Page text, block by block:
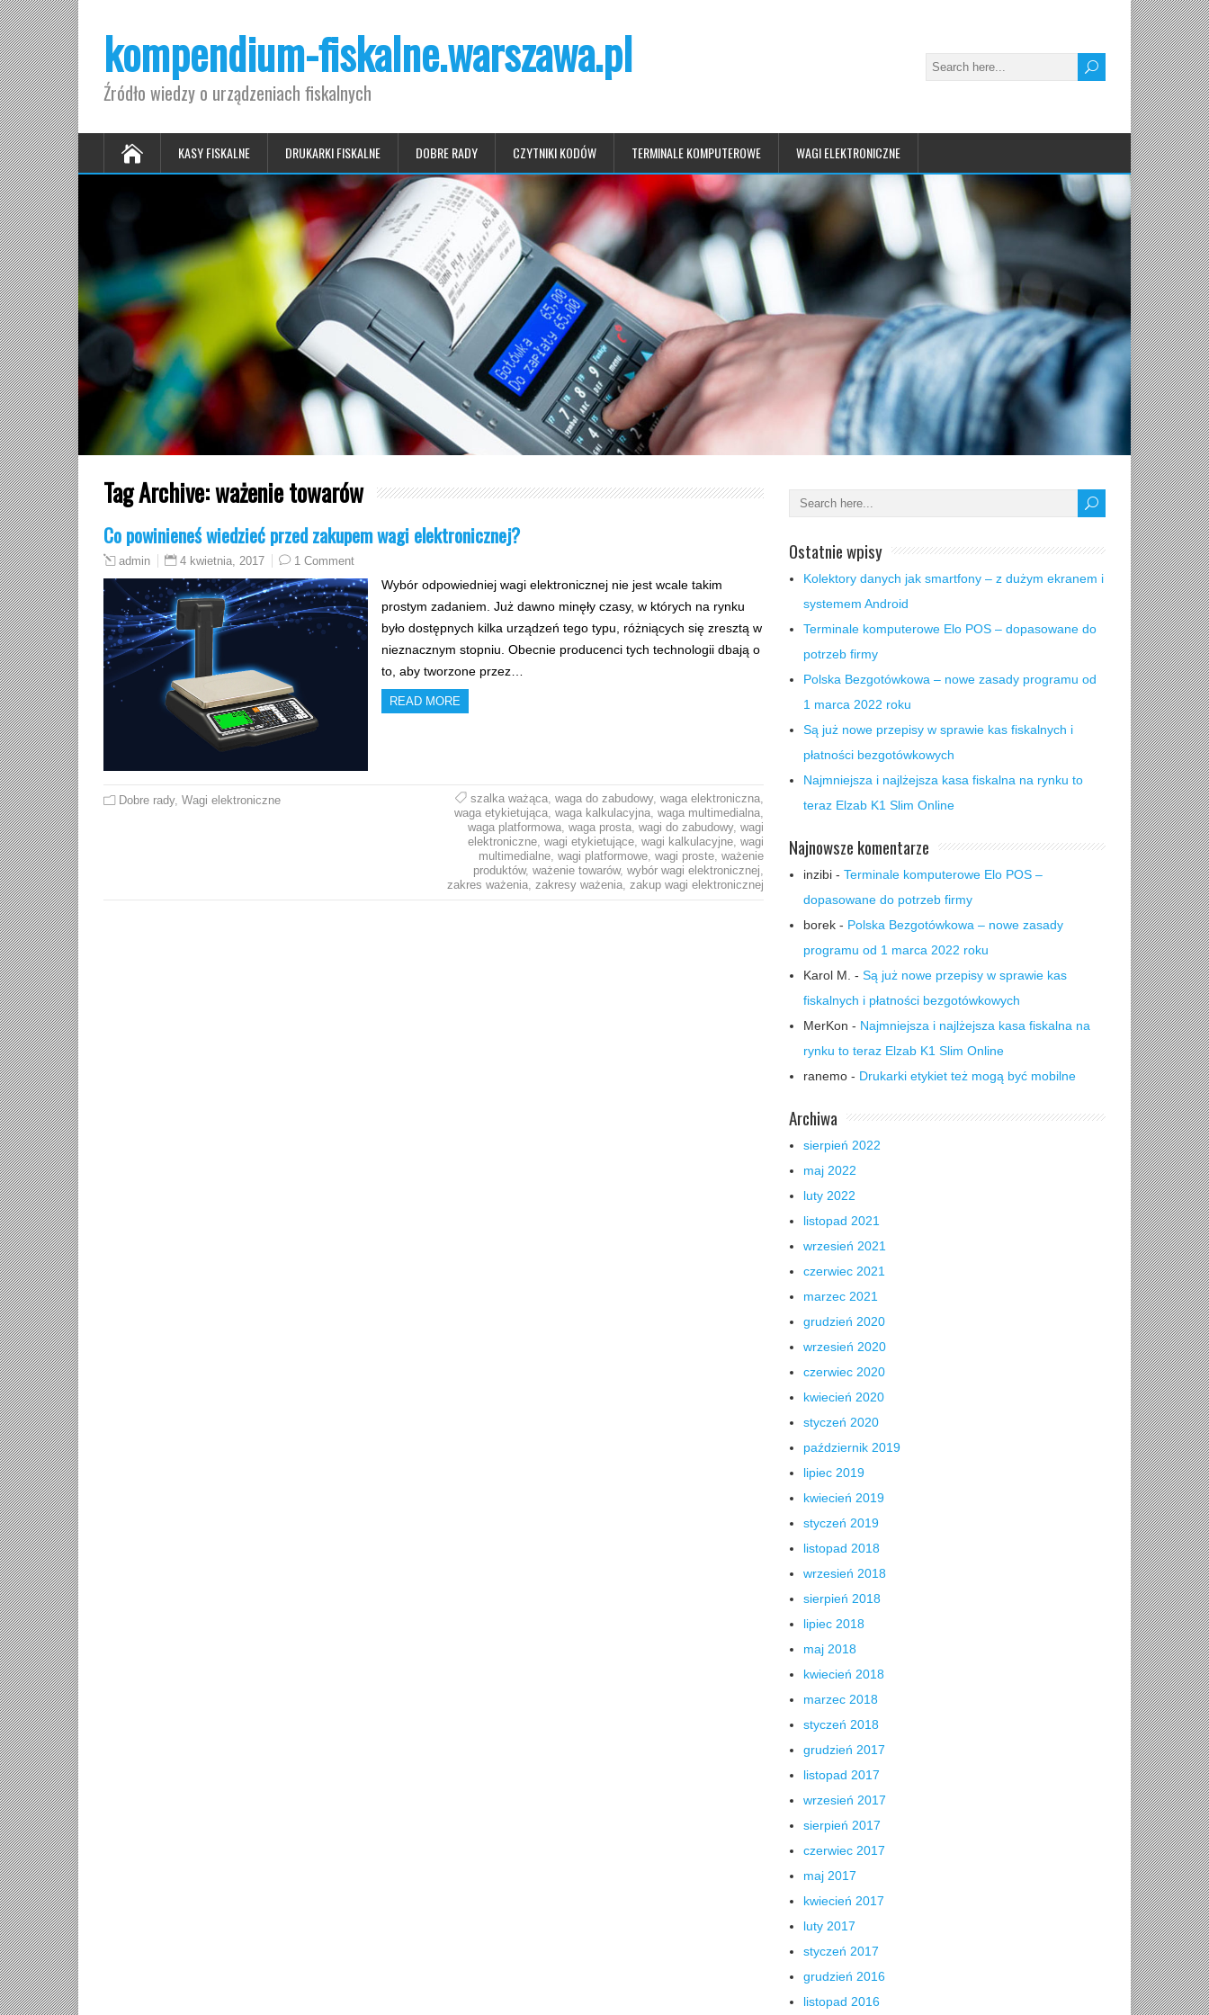
kompendium-fiskalne.warszawa.pl
Źródło wiedzy o urządzeniach fiskalnych
KASY FISKALNE DRUKARKI FISKALNE DOBRE RADY CZYTNIKI KODÓW TERMINALE KOMPUTEROWE WAGI ELEKTRONICZNE
Tag Archive:ważenie towarów
Co powinieneś wiedzieć przed zakupem wagi elektronicznej?
admin 4 kwietnia, 2017 1 Comment
Wybór odpowiedniej wagi elektronicznej nie jest wcale takim
prostym zadaniem. Już dawno minęły czasy, w których na rynku
było dostępnych kilka urządzeń tego typu, różniących się zresztą w
nieznacznym stopniu. Obecnie producenci tych technologii dbają o
to, aby tworzone przez…
READ MORE
Dobre rady, Wagi elektroniczne szalka ważąca, waga do zabudowy, waga elektroniczna,
waga etykietująca, waga kalkulacyjna, waga multimedialna,
waga platformowa, waga prosta, wagi do zabudowy, wagi
elektroniczne, wagi etykietujące, wagi kalkulacyjne, wagi
multimedialne, wagi platformowe, wagi proste, ważenie
produktów, ważenie towarów, wybór wagi elektronicznej
zakres ważenia, zakresy ważenia, zakup wagi elektronicznej
Ostatnie wpisy
Kolektory danych jak smartfony – z dużym ekranem i
systemem Android
Terminale komputerowe Elo POS – dopasowane do
potrzeb firmy
Polska Bezgotówkowa – nowe zasady programu od
1 marca 2022 roku
Są już nowe przepisy w sprawie kas fiskalnych i
płatności bezgotówkowych
Najmniejsza i najlżejsza kasa fiskalna na rynku to
teraz Elzab K1 Slim Online
Najnowsze komentarze
inzibi - Terminale komputerowe Elo POS –
dopasowane do potrzeb firmy
borek - Polska Bezgotówkowa – nowe zasady
programu od 1 marca 2022 roku
Karol M. - Są już nowe przepisy w sprawie kas
fiskalnych i płatności bezgotówkowych
MerKon - Najmniejsza i najlżejsza kasa fiskalna na
rynku to teraz Elzab K1 Slim Online
ranemo - Drukarki etykiet też mogą być mobilne
Archiwa
sierpień 2022
maj 2022
luty 2022
listopad 2021
wrzesień 2021
czerwiec 2021
marzec 2021
grudzień 2020
wrzesień 2020
czerwiec 2020
kwiecień 2020
styczeń 2020
październik 2019
lipiec 2019
kwiecień 2019
styczeń 2019
listopad 2018
wrzesień 2018
sierpień 2018
lipiec 2018
maj 2018
kwiecień 2018
marzec 2018
styczeń 2018
grudzień 2017
listopad 2017
wrzesień 2017
sierpień 2017
czerwiec 2017
maj 2017
kwiecień 2017
luty 2017
styczeń 2017
grudzień 2016
listopad 2016